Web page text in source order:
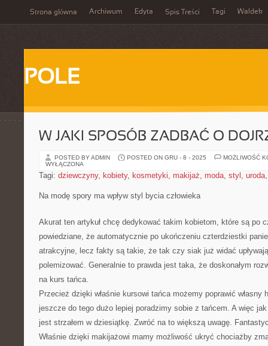
Strona główna Archiwum Edyta Spis Treści Tagi Waldek
POLE
W JAKI SPOSÓB ZADBAĆ O
POSTED BY ADMIN POSTED ON GRU - 8 - 2025
MOŻLIWOŚĆ
WYŁĄCZONA
Tagi: dziewczyny, kobiety, kosmetyki, makijaż, moda, styl , uroda
Na modę spory ma wpływ styl bycia człowieka
Akurat ten artykuł chcę dedykować takim kobietom, które są po
powiedziane, że automatycznie po ukończeniu czterdziestki
atrakcyjne, lecz fakty są takie, że tak czy siak już widać
polemizować. Generalnie to prawda jest taka, że doskonałym
na kurs tańca.
Przecież dzięki właśnie kursowi tańca możemy poprawić własny
jeszcze do tego dużo lepiej poradzimy sobie z tańcem. A więc
jest strzałem w dziesiątkę. Zwróć na to większą uwagę.
Właśnie dzięki makijażowi mamy możliwość ukryć chociażby